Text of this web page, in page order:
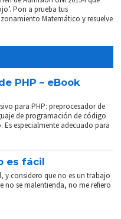
Pon a prueba tus
Matemático y resuelve
PHP – eBook
para PHP: preprocesador de
de programación de código
especialmente adecuado para
es fácil
y considero que no es un trabajo
no se malentienda, no me refiero